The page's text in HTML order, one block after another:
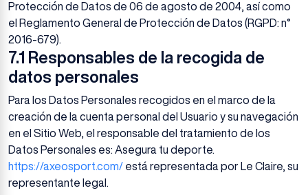
Protección de Datos de 06 de agosto de 2004, así como
el Reglamento General de Protección de Datos (RGPD: n°
2016-679).
7.1 Responsables de la recogida de
datos personales
Para los Datos Personales recogidos en el marco de la
creación de la cuenta personal del Usuario y su navegación
en el Sitio Web, el responsable del tratamiento de los
Datos Personales es: Asegura tu deporte.
https://axeosport.com/ está representada por Le Claire, su
representante legal.